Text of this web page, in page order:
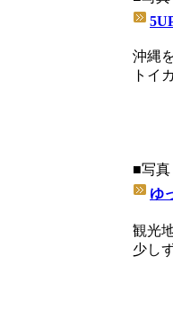
沖縄
トイ
■写真
ゆ
観光
少し